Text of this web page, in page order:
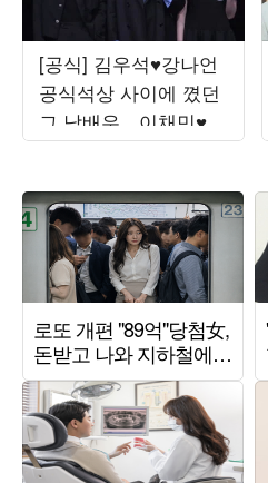
[공식] 김우석♥강나언
공식석상 사이에 꼈던
그 남배우…이채민♥노
윤서와 호흡 ('내죽결')